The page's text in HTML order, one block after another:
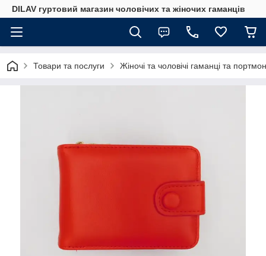
DILAV гуртовий магазин чоловічих та жіночих гаманців
Товари та послуги Жіночі та чоловічі гаманці та